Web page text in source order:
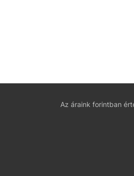
Az áraink forintban